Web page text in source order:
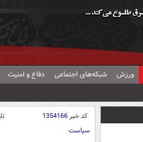
ورزش شبکه‌های اجتماعی دفاع و امنیت
کد خبر1354166
سیاست